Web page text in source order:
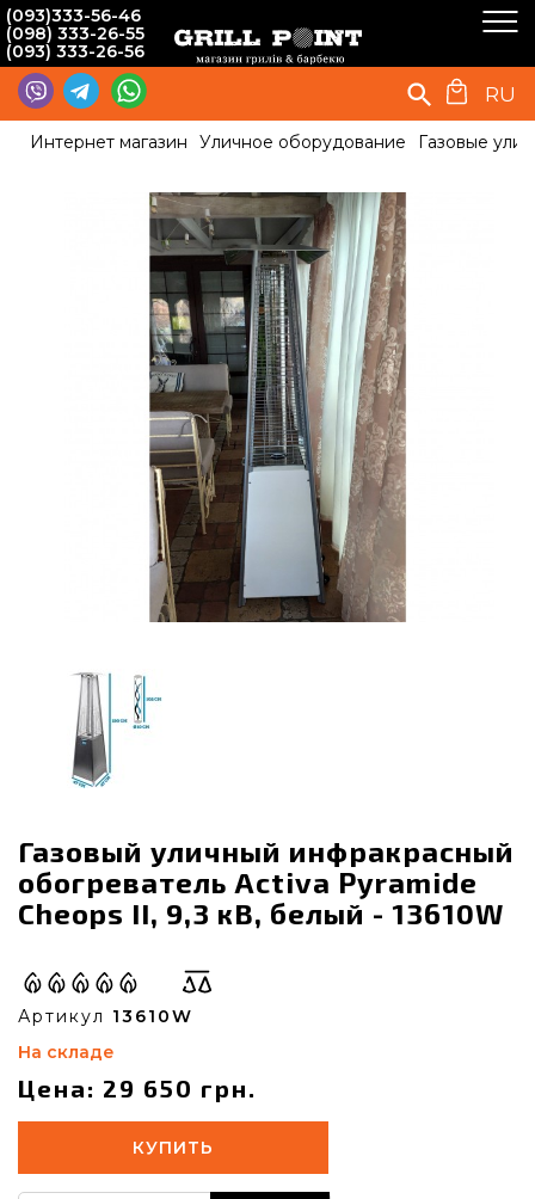
(093)333-56-46
(098) 333-26-55
(093) 333-26-56
RU
Интернет магазин Уличное оборудование Газовые
Газовый уличный инфракрасный
обогреватель Activa Pyramide
Cheops II, 9,3 кВ, белый - 13610W
Артикул 13610W
На складе
Цена: 29 650 грн.
КУПИТЬ